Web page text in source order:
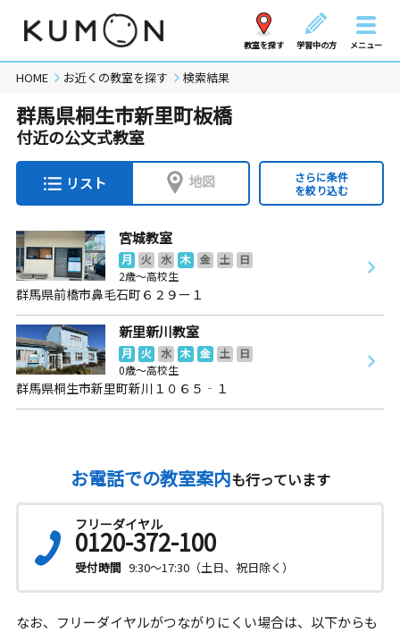
教室を探す 学習中の方 メニュー
HOME お近くの教室を探す 検索結果
群馬県桐生市新里町板橋
付近の公文式教室
リスト 地図
さらに条件
を絞り込む
宮城教室
月 火 水 木 金 土
日
2歳～高校生
群馬県前橋市鼻毛石町６２９ー１
新里新川教室
月 火 水 木 金 土
日
0歳～高校生
群馬県桐生市新里町新川１０６５‐１
お電話での教室案内も行っています
フリーダイヤル
0120-372-100
受付時間 9:30～17:30（土日、祝日除く）
なお、フリーダイヤルがつながりにくい場合は、以下からも